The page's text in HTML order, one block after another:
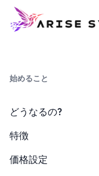
始めること
どうなるの?
特徴
価格設定